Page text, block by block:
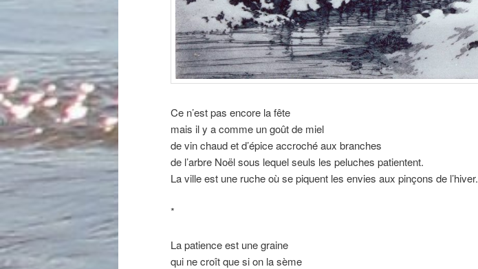
Ce n’est pas encore la fête
mais il y a comme un goût de miel
de vin chaud et d’épice accroché aux branches
de l’arbre Noël sous lequel seuls les peluches patientent.
La ville est une ruche où se piquent les envies aux pinçons de l’hiver.
*
La patience est une graine
qui ne croît que si on la sème